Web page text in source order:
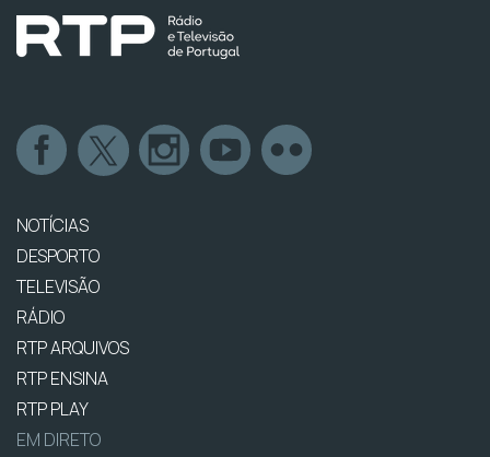
NOTÍCIAS
DESPORTO
TELEVISÃO
RÁDIO
RTP ARQUIVOS
RTP ENSINA
RTP PLAY
EM DIRETO